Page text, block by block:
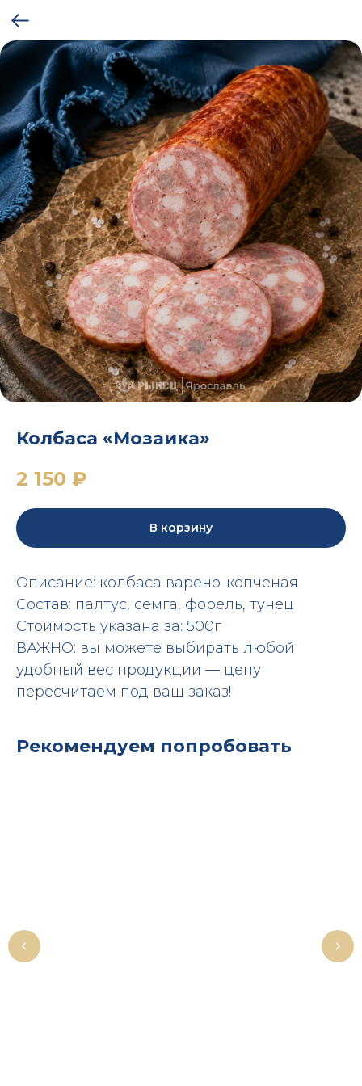
Колбаса «Мозаика»
2 150 ₽
В корзину
Описание: колбаса варено-копченая
Состав: палтус, семга, форель, тунец
Стоимость указана за: 500г
ВАЖНО: вы можете выбирать любой
удобный вес продукции — цену
пересчитаем под ваш заказ!
Рекомендуем попробовать